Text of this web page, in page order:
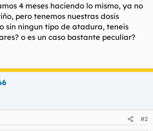
4 meses haciendo lo mismo, ya no
pero tenemos nuestras dosis
sin ningun tipo de atadura, teneis
o es un caso bastante peculiar?
#2